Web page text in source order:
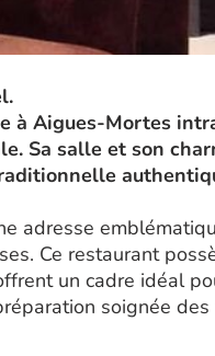
à Aigues-Mortes
Sa salle et son
adresse
Ce restaurant
un cadre idéal
soignée